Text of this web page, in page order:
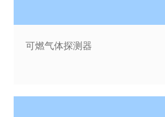
可燃气体探测器